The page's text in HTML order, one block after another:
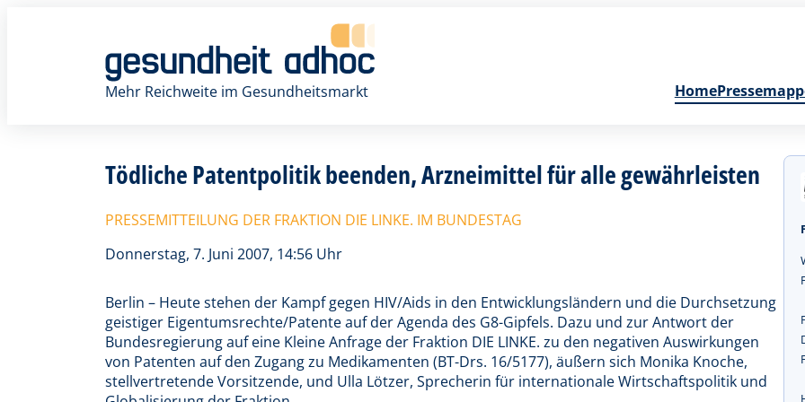
Mehr Reichweite im Gesundheitsmarkt
Home
Tödliche Patentpolitik beenden, Arzneimittel für alle gewährleisten
PRESSEMITTEILUNG DER FRAKTION DIE LINKE. IM BUNDESTAG
Donnerstag, 7. Juni 2007, 14:56 Uhr
Berlin – Heute stehen der Kampf gegen HIV/Aids in den Entwicklungsländern und die Durchsetzung
geistiger Eigentumsrechte/Patente auf der Agenda des G8-Gipfels. Dazu und zur Antwort der
Bundesregierung auf eine Kleine Anfrage der Fraktion DIE LINKE. zu den negativen Auswirkungen
von Patenten auf den Zugang zu Medikamenten (BT-Drs. 16/5177), äußern sich Monika Knoche,
stellvertretende Vorsitzende, und Ulla Lötzer, Sprecherin für internationale Wirtschaftspolitik und